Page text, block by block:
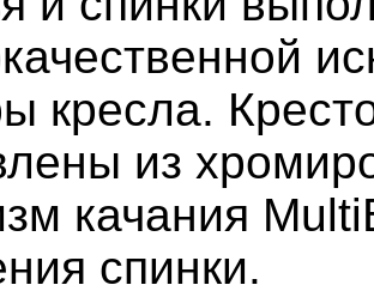
кресла.
из
качания
спинки.